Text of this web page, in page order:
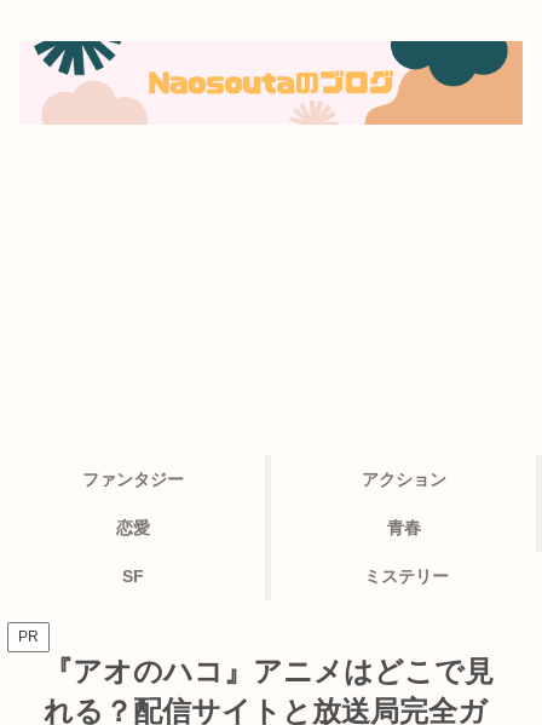
ファンタジー アクション
恋愛 青春
SF ミステリー
PR
『アオのハコ』アニメはどこで見
れる？配信サイトと放送局完全ガ